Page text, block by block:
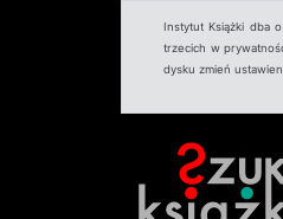
Instytut Książki dba
trzecich w
dysku zmień